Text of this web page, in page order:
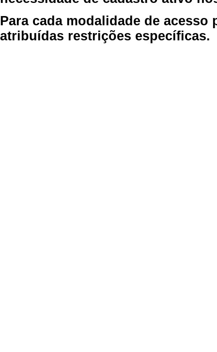
Para cada modalidade de
atribuídas restrições específicas.